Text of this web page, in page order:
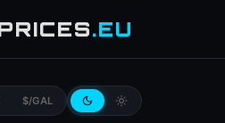
.EU
$/GAL dark_mode light_mode